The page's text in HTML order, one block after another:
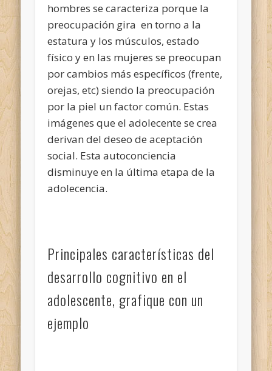
hombres se caracteriza porque la
preocupación gira en torno a la
estatura y los músculos, estado
físico y en las mujeres se preocupan
por cambios más específicos (frente,
orejas, etc) siendo la preocupación
por la piel un factor común. Estas
imágenes que el adolecente se crea
derivan del deseo de aceptación
social. Esta autoconciencia
disminuye en la última etapa de la
adolecencia.
Principales características del
desarrollo cognitivo en el
adolescente, grafique con un
ejemplo